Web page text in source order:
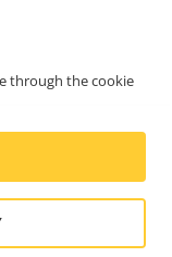
sur la
through the cookie